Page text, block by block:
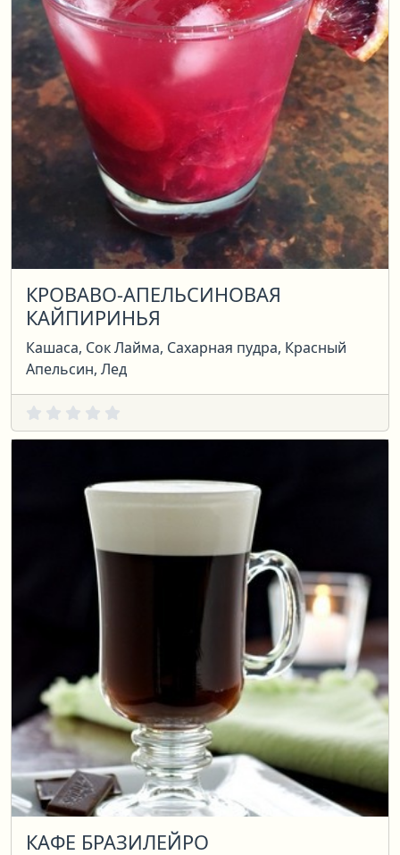
КРОВАВО-АПЕЛЬСИНОВАЯ
КАЙПИРИНЬЯ
Кашаса, Сок Лайма, Сахарная пудра, Красный
Апельсин, Лед
КАФЕ БРАЗИЛЕЙРО